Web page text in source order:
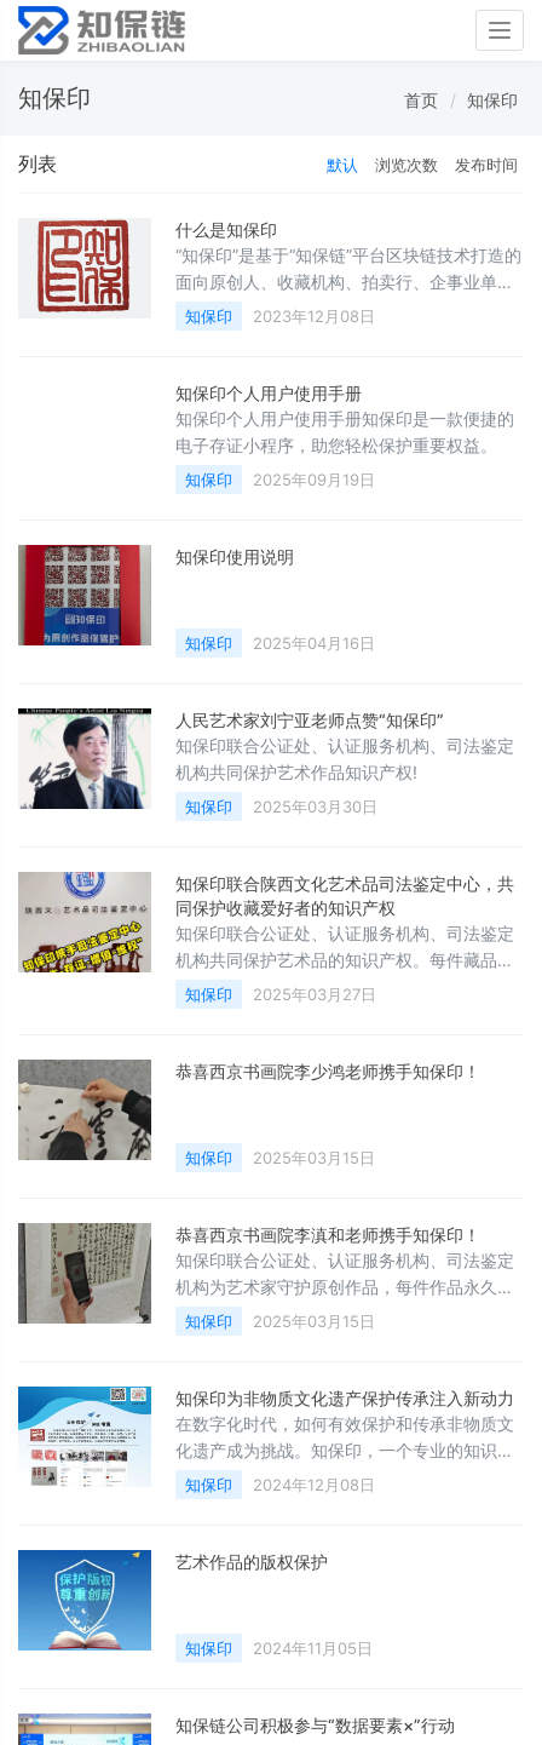
知保印 首页 知保印
列表 默认 浏览次数 发布时间
什么是知保印
“知保印”是基于“知保链”平台区块链技术打造的
面向原创人、收藏机构、拍卖行、企事业单
位。提供原创作品、高附加值艺术品保护的平
台。通过区块链、人工智能、数字证书、电子
合公证处实现全方位知识产权保护。
知保印 2023年12月08日
知保印个人用户使用手册
知保印个人用户使用手册知保印是一款便捷的
电子存证小程序，助您轻松保护重要权益。
知保印 2025年09月19日
知保印使用说明
知保印 2025年04月16日
人民艺术家刘宁亚老师点赞“知保印”
知保印联合公证处、认证服务机构、司法鉴定
机构共同保护艺术作品知识产权!
知保印 2025年03月30日
知保印联合陕西文化艺术品司法鉴定中心，共
同保护收藏爱好者的知识产权
知保印联合公证处、认证服务机构、司法鉴定
机构共同保护艺术品的知识产权。每件藏品永
久存证、拒绝侵权。微信画册分享精美藏品。
知保印 2025年03月27日
恭喜西京书画院李少鸿老师携手知保印！
知保印 2025年03月15日
恭喜西京书画院李滇和老师携手知保印！
知保印联合公证处、认证服务机构、司法鉴定
机构为艺术家守护原创作品，每件作品永久存
证，拒绝侵权，微信画册，分享精美作品。
知保印 2025年03月15日
知保印为非物质文化遗产保护传承注入新动力
在数字化时代，如何有效保护和传承非物质文
化遗产成为挑战。知保印，一个专业的知识产
权资产保护平台，正为此提供创新解决方案。
知保印 2024年12月08日
艺术作品的版权保护
知保印 2024年11月05日
知保链公司积极参与“数据要素×”行动